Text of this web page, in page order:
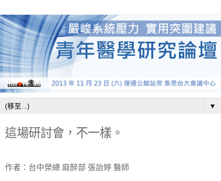
▼
這場研討會，不一樣。
作者：台中榮總 麻醉部 張詒婷 醫師